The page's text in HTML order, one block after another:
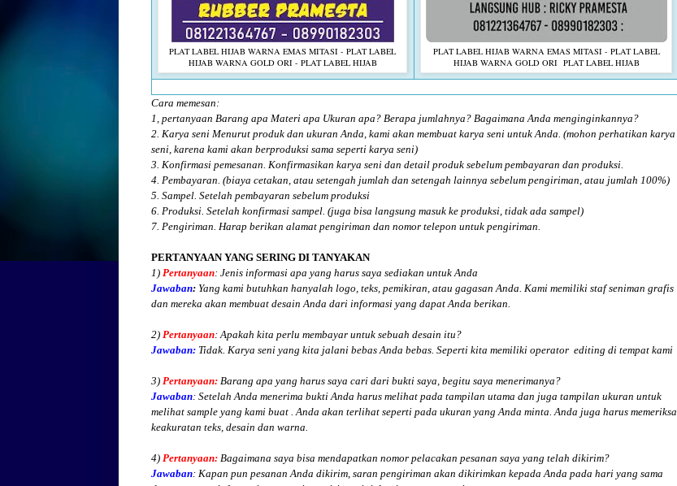
PLAT LABEL HIJAB WARNA EMAS MITASI - PLAT LABEL
HIJAB WARNA GOLD ORI - PLAT LABEL HIJAB
PLAT LABEL HIJAB WARNA EMAS MITASI - PLAT LABEL
HIJAB WARNA GOLD ORI PLAT LABEL HIJAB
Cara memesan:
1, pertanyaan Barang apa Materi apa Ukuran apa? Berapa jumlahnya? Bagaimana Anda menginginkannya?
2. Karya seni Menurut produk dan ukuran Anda, kami akan membuat karya seni untuk Anda. (mohon perhatikan karya
seni, karena kami akan berproduksi sama seperti karya seni)
3. Konfirmasi pemesanan. Konfirmasikan karya seni dan detail produk sebelum pembayaran dan produksi.
4. Pembayaran. (biaya cetakan, atau setengah jumlah dan setengah lainnya sebelum pengiriman, atau jumlah 100%)
5. Sampel. Setelah pembayaran sebelum produksi
6. Produksi. Setelah konfirmasi sampel. (juga bisa langsung masuk ke produksi, tidak ada sampel)
7. Pengiriman. Harap berikan alamat pengiriman dan nomor telepon untuk pengiriman.
PERTANYAAN YANG SERING DI TANYAKAN
1) Pertanyaan: Jenis informasi apa yang harus saya sediakan untuk Anda
Jawaban:Yang kami butuhkan hanyalah logo, teks, pemikiran, atau gagasan Anda. Kami memiliki staf seniman grafis
dan mereka akan membuat desain Anda dari informasi yang dapat Anda berikan.
2) Pertanyaan: Apakah kita perlu membayar untuk sebuah desain itu?
Jawaban:Tidak. Karya seni yang kita jalani bebas Anda bebas. Seperti kita memiliki operator editing di tempat kami
3) Pertanyaan:Barang apa yang harus saya cari dari bukti saya, begitu saya menerimanya?
Jawaban: Setelah Anda menerima bukti Anda harus melihat pada tampilan utama dan juga tampilan ukuran untuk
melihat sample yang kami buat . Anda akan terlihat seperti pada ukuran yang Anda minta. Anda juga harus memeriksa
keakuratan teks, desain dan warna.
4) Pertanyaan:Bagaimana saya bisa mendapatkan nomor pelacakan pesanan saya yang telah dikirim?
Jawaban: Kapan pun pesanan Anda dikirim, saran pengiriman akan dikirimkan kepada Anda pada hari yang sama